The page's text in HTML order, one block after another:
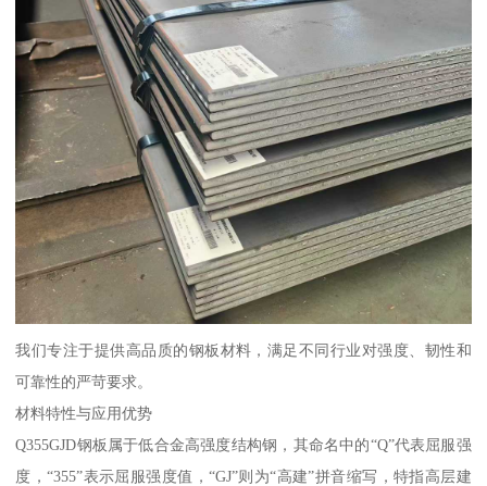
我们专注于提供高品质的钢板材料，满足不同行业对强度、韧性和
可靠性的严苛要求。
材料特性与应用优势
Q355GJD钢板属于低合金高强度结构钢，其命名中的“Q”代表屈服强
度，“355”表示屈服强度值，“GJ”则为“高建”拼音缩写，特指高层建